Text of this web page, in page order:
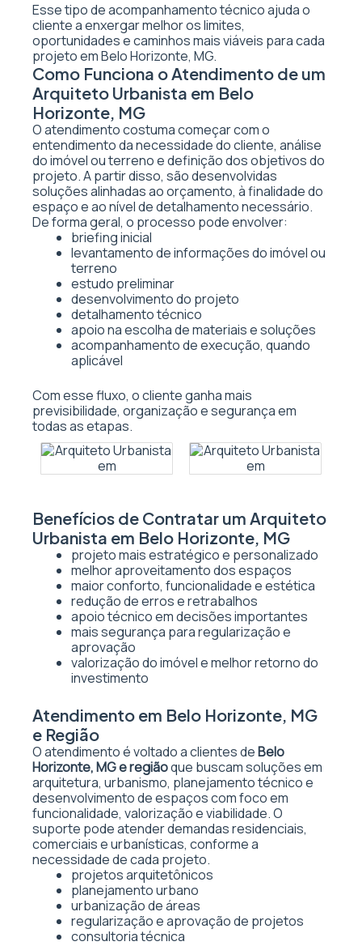
Esse tipo de acompanhamento técnico ajuda o
cliente a enxergar melhor os limites,
oportunidades e caminhos mais viáveis para cada
projeto em Belo Horizonte, MG.
Como Funciona o Atendimento de um
Arquiteto Urbanista em Belo
Horizonte, MG
O atendimento costuma começar com o
entendimento da necessidade do cliente, análise
do imóvel ou terreno e definição dos objetivos do
projeto. A partir disso, são desenvolvidas
soluções alinhadas ao orçamento, à finalidade do
espaço e ao nível de detalhamento necessário.
De forma geral, o processo pode envolver:
briefing inicial
levantamento de informações do imóvel ou
terreno
estudo preliminar
desenvolvimento do projeto
detalhamento técnico
apoio na escolha de materiais e soluções
acompanhamento de execução, quando
aplicável
Com esse fluxo, o cliente ganha mais
previsibilidade, organização e segurança em
todas as etapas.
Benefícios de Contratar um Arquiteto
Urbanista em Belo Horizonte, MG
projeto mais estratégico e personalizado
melhor aproveitamento dos espaços
maior conforto, funcionalidade e estética
redução de erros e retrabalhos
apoio técnico em decisões importantes
mais segurança para regularização e
aprovação
valorização do imóvel e melhor retorno do
investimento
Atendimento em Belo Horizonte, MG
e Região
O atendimento é voltado a clientes deBelo
Horizonte, MG e regiãoque buscam soluções em
arquitetura, urbanismo, planejamento técnico e
desenvolvimento de espaços com foco em
funcionalidade, valorização e viabilidade. O
suporte pode atender demandas residenciais,
comerciais e urbanísticas, conforme a
necessidade de cada projeto.
projetos arquitetônicos
planejamento urbano
urbanização de áreas
regularização e aprovação de projetos
consultoria técnica